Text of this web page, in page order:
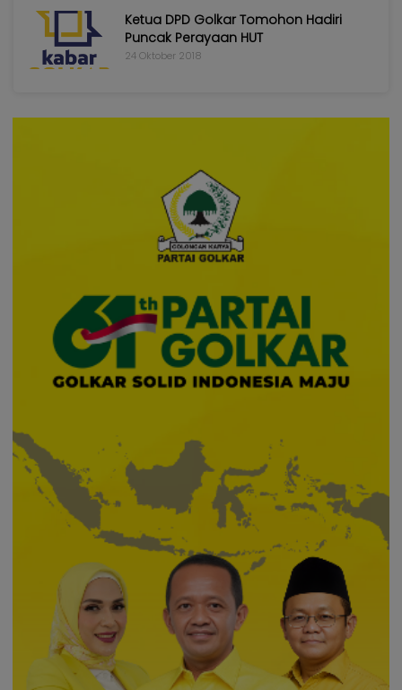
Ketua DPD Golkar Tomohon Hadiri
Puncak Perayaan HUT
24 Oktober 2018